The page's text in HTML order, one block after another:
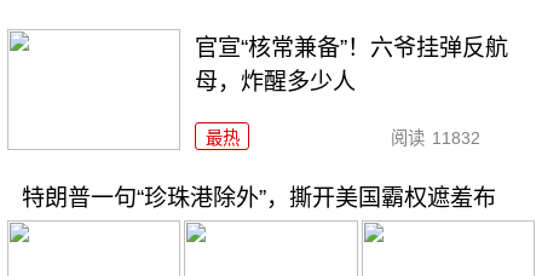
官宣“核常兼备”！六爷挂弹反航
母，炸醒多少人
最热 阅读 11832
特朗普一句“珍珠港除外”，撕开美国霸权遮羞布